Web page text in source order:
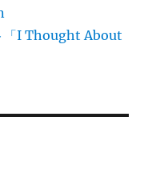
「I Thought About